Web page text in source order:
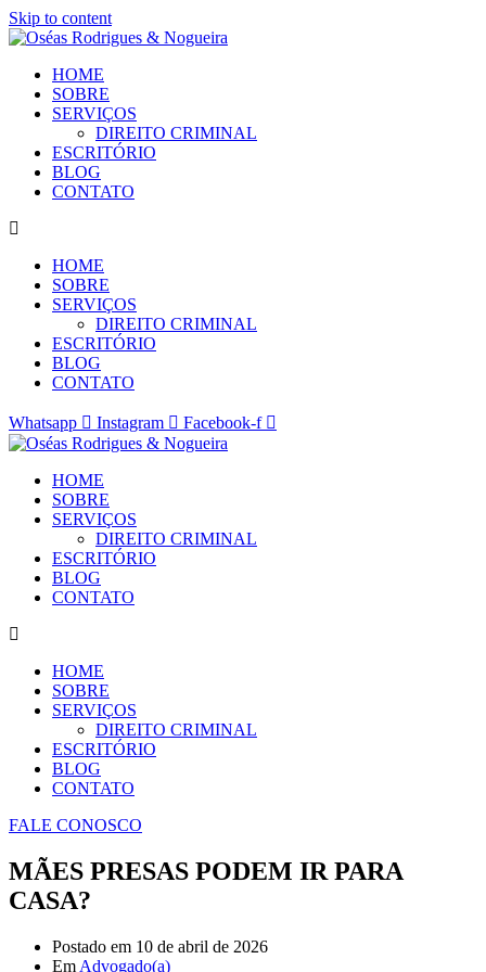
Skip to content
HOME
SOBRE
SERVIÇOS
DIREITO CRIMINAL
ESCRITÓRIO
BLOG
CONTATO
HOME
SOBRE
SERVIÇOS
DIREITO CRIMINAL
ESCRITÓRIO
BLOG
CONTATO
Whatsapp Instagram Facebook-f
HOME
SOBRE
SERVIÇOS
DIREITO CRIMINAL
ESCRITÓRIO
BLOG
CONTATO
HOME
SOBRE
SERVIÇOS
DIREITO CRIMINAL
ESCRITÓRIO
BLOG
CONTATO
FALE CONOSCO
MÃES PRESAS PODEM IR PARA
CASA?
Postado em 10 de abril de 2026
Em Advogado(a)